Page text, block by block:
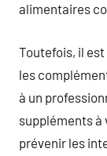
alimentaires
Toutefois, il
les
à un
suppléments
prévenir les